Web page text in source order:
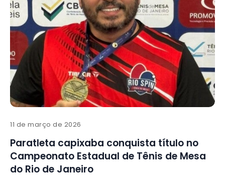
11 de março de 2026
Paratleta capixaba conquista título no
Campeonato Estadual de Tênis de Mesa
do Rio de Janeiro